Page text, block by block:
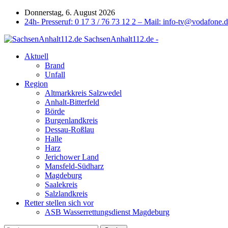
Donnerstag, 6. August 2026
24h- Presseruf: 0 17 3 / 76 73 12 2 – Mail: info-
SachsenAnhalt112.de -
Aktuell
Brand
Unfall
Region
Altmarkkreis Salzwedel
Anhalt-Bitterfeld
Börde
Burgenlandkreis
Dessau-Roßlau
Halle
Harz
Jerichower Land
Mansfeld-Südharz
Magdeburg
Saalekreis
Salzlandkreis
Retter stellen sich vor
ASB Wasserrettungsdienst Magdeburg